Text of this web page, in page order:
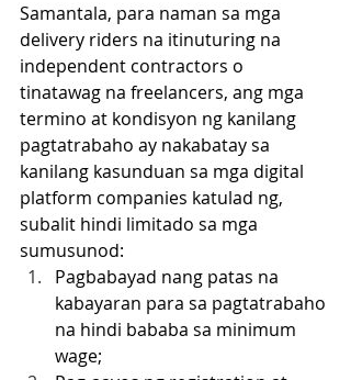
Samantala, para naman sa mga
delivery riders na itinuturing na
independent contractors o
tinatawag na freelancers, ang mga
termino at kondisyon ng kanilang
pagtatrabaho ay nakabatay sa
kanilang kasunduan sa mga digital
platform companies katulad ng,
subalit hindi limitado sa mga
sumusunod:
Pagbabayad nang patas na
kabayaran para sa pagtatrabaho
na hindi bababa sa minimum
wage;